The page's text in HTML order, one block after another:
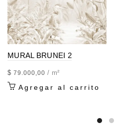
MURAL BRUNEI 2
$ 79.000,00 / m²
Agregar al carrito